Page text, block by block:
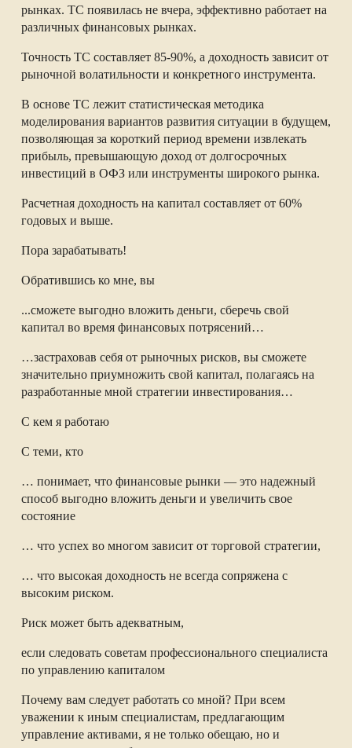
рынках. ТС появилась не вчера, эффективно работает на
различных финансовых рынках.
Точность ТС составляет 85-90%, а доходность зависит от
рыночной волатильности и конкретного инструмента.
В основе ТС лежит статистическая методика
моделирования вариантов развития ситуации в будущем,
позволяющая за короткий период времени извлекать
прибыль, превышающую доход от долгосрочных
инвестиций в ОФЗ или инструменты широкого рынка.
Расчетная доходность на капитал составляет от 60%
годовых и выше.
Пора зарабатывать!
Обратившись ко мне, вы
...сможете выгодно вложить деньги, сберечь свой
капитал во время финансовых потрясений…
…застраховав себя от рыночных рисков, вы сможете
значительно приумножить свой капитал, полагаясь на
разработанные мной стратегии инвестирования…
С кем я работаю
С теми, кто
… понимает, что финансовые рынки — это надежный
способ выгодно вложить деньги и увеличить свое
состояние
… что успех во многом зависит от торговой стратегии,
… что высокая доходность не всегда сопряжена с
высоким риском.
Риск может быть адекватным,
если следовать советам профессионального специалиста
по управлению капиталом
Почему вам следует работать со мной? При всем
уважении к иным специалистам, предлагающим
управление активами, я не только обещаю, но и